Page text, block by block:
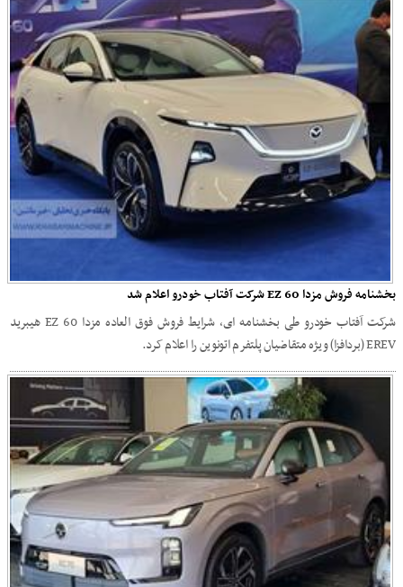
بخشنامه فروش مزدا EZ 60 شرکت آفتاب خودرو اعلام شد
شرکت آفتاب خودرو طی بخشنامه ای، شرایط فروش فوق العاده مزدا EZ 60 هیبرید
EREV (بردافزا) ویژه متقاضیان پلتفرم اتونوین را اعلام کرد.